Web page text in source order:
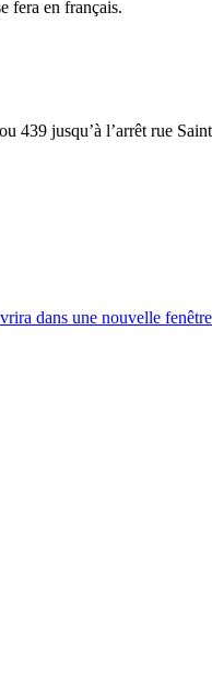
fera en français.
jusqu’à l’arrêt rue
dans une nouvelle fenêtre